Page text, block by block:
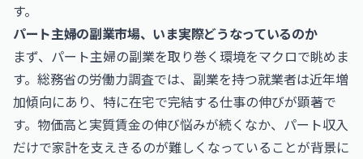
す。
パート主婦の副業市場、いま実際どうなっているのか
まず、パート主婦の副業を取り巻く環境をマクロで眺めま
す。総務省の労働力調査では、副業を持つ就業者は近年増
加傾向にあり、特に在宅で完結する仕事の伸びが顕著で
す。物価高と実質賃金の伸び悩みが続くなか、パート収入
だけで家計を支えきるのが難しくなっていることが背景に